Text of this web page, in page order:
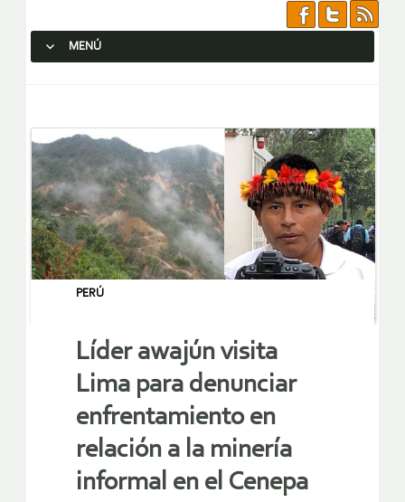
MENÚ
PERÚ
Líder awajún visita
Lima para denunciar
enfrentamiento en
relación a la minería
informal en el Cenepa